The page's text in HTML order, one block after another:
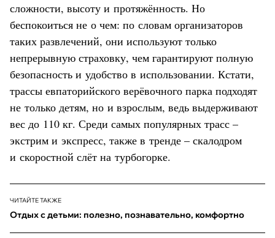
сложности, высоту и протяжённость. Но
беспокоиться не о чем: по словам организаторов
таких развлечений, они используют только
непрерывную страховку, чем гарантируют полную
безопасность и удобство в использовании. Кстати,
трассы евпаторийского верёвочного парка подходят
не только детям, но и взрослым, ведь выдерживают
вес до 110 кг. Среди самых популярных трасс –
экстрим и экспресс, также в тренде – скалодром
и скоростной слёт на турбогорке.
ЧИТАЙТЕ ТАКЖЕ
Отдых с детьми: полезно, познавательно, комфортно